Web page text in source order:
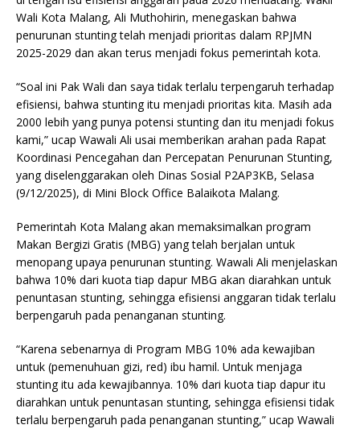
Wali Kota Malang, Ali Muthohirin, menegaskan bahwa
penurunan stunting telah menjadi prioritas dalam RPJMN
2025-2029 dan akan terus menjadi fokus pemerintah kota.
“Soal ini Pak Wali dan saya tidak terlalu terpengaruh terhadap
efisiensi, bahwa stunting itu menjadi prioritas kita. Masih ada
2000 lebih yang punya potensi stunting dan itu menjadi fokus
kami,” ucap Wawali Ali usai memberikan arahan pada Rapat
Koordinasi Pencegahan dan Percepatan Penurunan Stunting,
yang diselenggarakan oleh Dinas Sosial P2AP3KB, Selasa
(9/12/2025), di Mini Block Office Balaikota Malang.
Pemerintah Kota Malang akan memaksimalkan program
Makan Bergizi Gratis (MBG) yang telah berjalan untuk
menopang upaya penurunan stunting. Wawali Ali menjelaskan
bahwa 10% dari kuota tiap dapur MBG akan diarahkan untuk
penuntasan stunting, sehingga efisiensi anggaran tidak terlalu
berpengaruh pada penanganan stunting.
“Karena sebenarnya di Program MBG 10% ada kewajiban
untuk (pemenuhuan gizi, red) ibu hamil. Untuk menjaga
stunting itu ada kewajibannya. 10% dari kuota tiap dapur itu
diarahkan untuk penuntasan stunting, sehingga efisiensi tidak
terlalu berpengaruh pada penanganan stunting,” ucap Wawali